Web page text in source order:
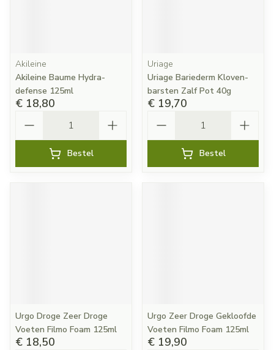
Akileine
Akileine Baume Hydra-
defense 125ml
€ 18,80
Bestel
Uriage
Uriage Bariederm Kloven-
barsten Zalf Pot 40g
€ 19,70
Bestel
Urgo Droge Zeer Droge
Voeten Filmo Foam 125ml
€ 18,50
Urgo Zeer Droge Gekloofde
Voeten Filmo Foam 125ml
€ 19,90